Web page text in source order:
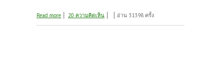
Read more about มาแล้วจ้า!!! น้องหมูป่าน่ารักๆ
20 ความคิดเห็น อ่าน 31398 ครั้ง